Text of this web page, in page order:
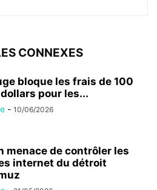
CONNEXES
bloque les frais de 100
pour les...
- 10/06/2026
menace de contrôler les
internet du détroit